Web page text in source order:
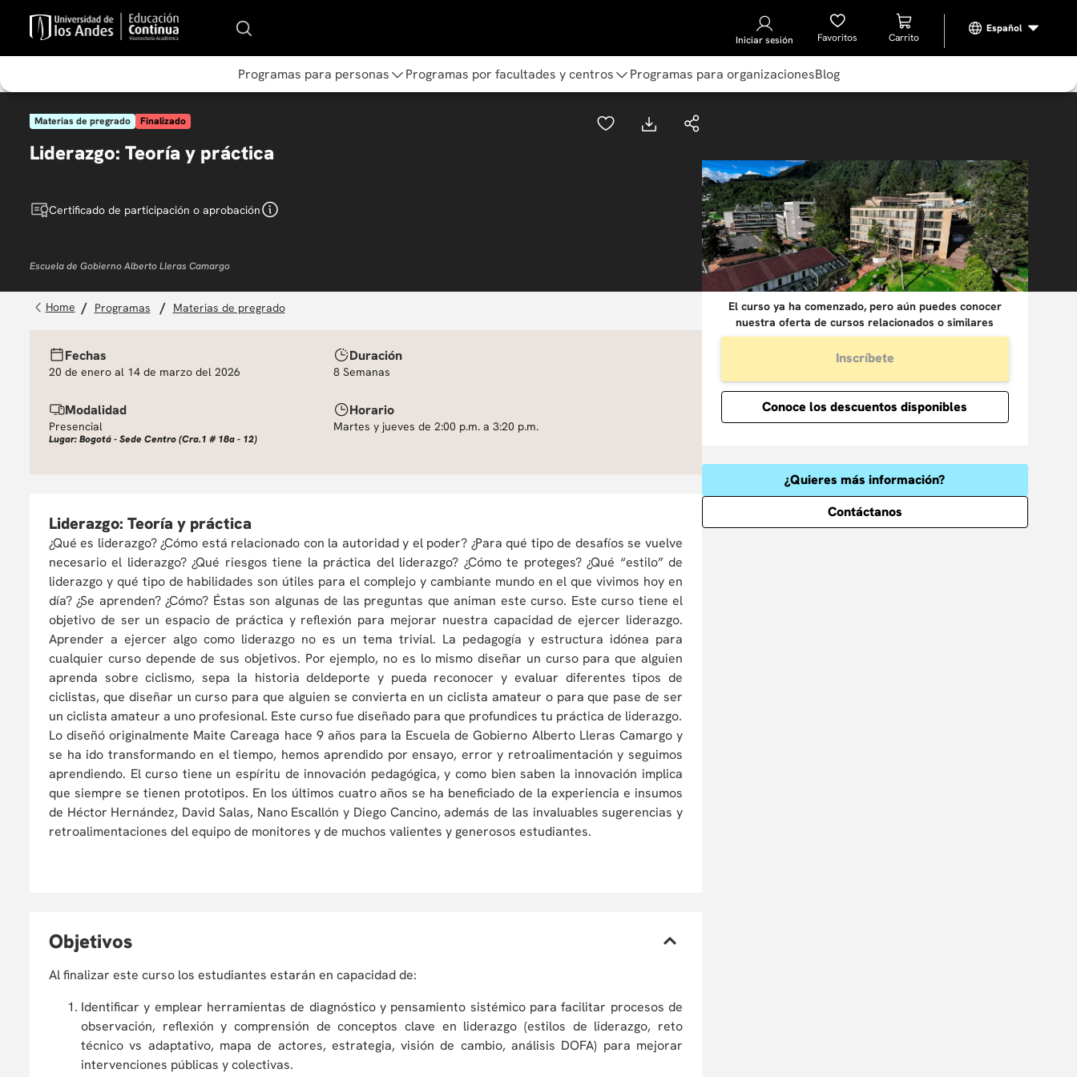
Iniciar sesión Favoritos
Programas para personas Programas por facultades y centros Programas para organizacionesBlog
Materias de pregrado Finalizado
Liderazgo: Teoría y práctica
Certificado de participación o aprobación
Escuela de Gobierno Alberto Lleras Camargo
programas materias de pregrado
Fechas
20 de enero al 14 de marzo del 2026
Duración
8 Semanas
Modalidad
Presencial
Lugar: Bogotá - Sede Centro (Cra.1 # 18a - 12)
Horario
Martes y jueves de 2:00 p.m. a 3:20 p.m.
Liderazgo: Teoría y práctica
¿Qué es liderazgo? ¿Cómo está relacionado con la autoridad y el poder? ¿Para qué tipo de desafíos se vuelve
necesario el liderazgo? ¿Qué riesgos tiene la práctica del liderazgo? ¿Cómo te proteges? ¿Qué “estilo” de
liderazgo y qué tipo de habilidades son útiles para el complejo y cambiante mundo en el que vivimos hoy en
día? ¿Se aprenden? ¿Cómo? Éstas son algunas de las preguntas que animan este curso. Este curso tiene el
objetivo de ser un espacio de práctica y reflexión para mejorar nuestra capacidad de ejercer liderazgo.
Aprender a ejercer algo como liderazgo no es un tema trivial. La pedagogía y estructura idónea para
cualquier curso depende de sus objetivos. Por ejemplo, no es lo mismo diseñar un curso para que alguien
aprenda sobre ciclismo, sepa la historia deldeporte y pueda reconocer y evaluar diferentes tipos de
ciclistas, que diseñar un curso para que alguien se convierta en un ciclista amateur o para que pase de ser
un ciclista amateur a uno profesional. Este curso fue diseñado para que profundices tu práctica de liderazgo.
Lo diseñó originalmente Maite Careaga hace 9 años para la Escuela de Gobierno Alberto Lleras Camargo y
se ha ido transformando en el tiempo, hemos aprendido por ensayo, error y retroalimentación y seguimos
aprendiendo. El curso tiene un espíritu de innovación pedagógica, y como bien saben la innovación implica
que siempre se tienen prototipos. En los últimos cuatro años se ha beneficiado de la experiencia e insumos
de Héctor Hernández, David Salas, Nano Escallón y Diego Cancino, además de las invaluables sugerencias y
retroalimentaciones del equipo de monitores y de muchos valientes y generosos estudiantes.
Objetivos
Al finalizar este curso los estudiantes estarán en capacidad de:
Identificar y emplear herramientas de diagnóstico y pensamiento sistémico para facilitar procesos de
observación, reflexión y comprensión de conceptos clave en liderazgo (estilos de liderazgo, reto
técnico vs adaptativo, mapa de actores, estrategia, visión de cambio, análisis DOFA) para mejorar
intervenciones públicas y colectivas.
El curso ya ha comenzado, pero aún puedes conocer
nuestra oferta de cursos relacionados o similares
Inscríbete
Conoce los descuentos disponibles
¿Quieres más información?
Contáctanos